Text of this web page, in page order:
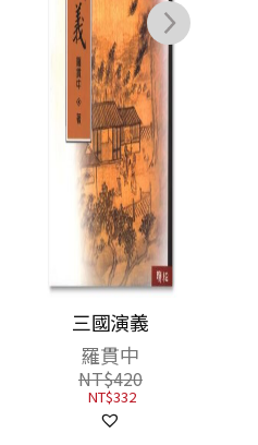
三國演義
羅貫中
NT$420
NT$332